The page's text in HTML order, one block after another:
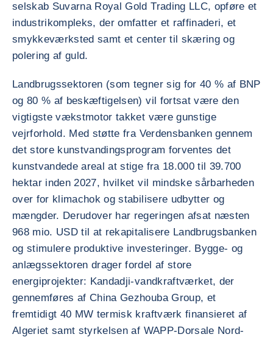
selskab Suvarna Royal Gold Trading LLC, opføre et
industrikompleks, der omfatter et raffinaderi, et
smykkeværksted samt et center til skæring og
polering af guld.
Landbrugssektoren (som tegner sig for 40 % af BNP
og 80 % af beskæftigelsen) vil fortsat være den
vigtigste vækstmotor takket være gunstige
vejrforhold. Med støtte fra Verdensbanken gennem
det store kunstvandingsprogram forventes det
kunstvandede areal at stige fra 18.000 til 39.700
hektar inden 2027, hvilket vil mindske sårbarheden
over for klimachok og stabilisere udbytter og
mængder. Derudover har regeringen afsat næsten
968 mio. USD til at rekapitalisere Landbrugsbanken
og stimulere produktive investeringer. Bygge- og
anlægssektoren drager fordel af store
energiprojekter: Kandadji-vandkraftværket, der
gennemføres af China Gezhouba Group, et
fremtidigt 40 MW termisk kraftværk finansieret af
Algeriet samt styrkelsen af WAPP-Dorsale Nord-